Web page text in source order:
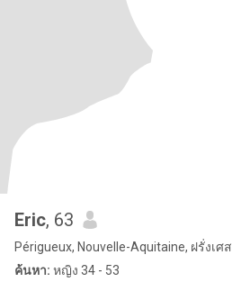
Eric, 63
Périgueux, Nouvelle-Aquitaine, ฝรั่งเศส
ค้นหา: หญิง 34 - 53